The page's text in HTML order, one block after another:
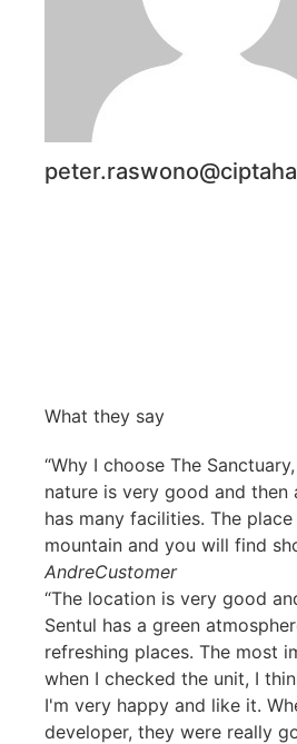
What they say
“Why I choose The
nature is very good and then
has many facilities. The
mountain and you will find
AndreCustomer
“The location is very good
Sentul has a green
refreshing places. The most
when I checked the unit, I
I'm very happy and like it.
developer, they were really